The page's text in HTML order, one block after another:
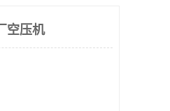
空压机